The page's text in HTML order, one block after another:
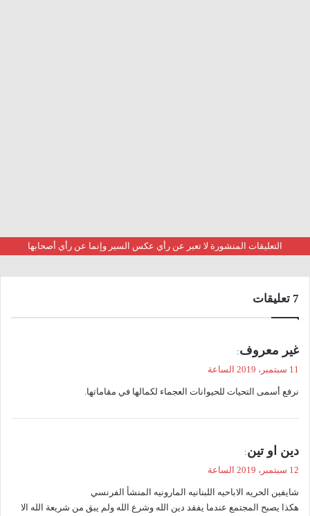
التعليقات المنشورة لا تعبر عن رأي عكس السير وإنما عن رأي أصحابها
‫7 تعليقات
ي
ل
غير معروف:
11 سبتمبر، 2019 الساعة
نرفع أسمى التحيات للحيوانات العجماء لكمالها في مقاماتها.
ي
ل
دين او تين:
12 سبتمبر، 2019 الساعة
شايفين الحريه الاباحيه اللبنانيه المارونيه المنشأ الفرنسي
هكذا يصبح المجتمع عندما يفقد دين الله وشرع الله ولم يبق من شريعة الله الا